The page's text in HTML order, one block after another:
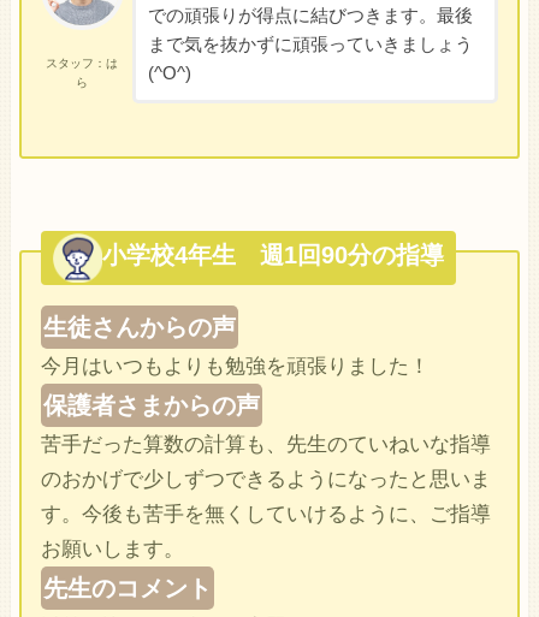
スタッフ：は
ら
での頑張りが得点に結びつきます。最後
まで気を抜かずに頑張っていきましょう
(^O^)
小学校4年生 週1回90分の指導
生徒さんからの声
今月はいつもよりも勉強を頑張りました！
保護者さまからの声
苦手だった算数の計算も、先生のていねいな指導
のおかげで少しずつできるようになったと思いま
す。今後も苦手を無くしていけるように、ご指導
お願いします。
先生のコメント